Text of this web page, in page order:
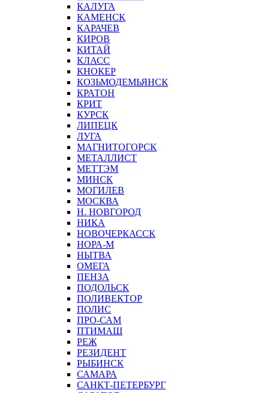
КАЛУГА
КАМЕНСК
КАРАЧЕВ
КИРОВ
КИТАЙ
КЛАСС
КНОКЕР
КОЗЬМОДЕМЬЯНСК
КРАТОН
КРИТ
КУРСК
ЛИПЕЦК
ЛУГА
МАГНИТОГОРСК
МЕТАЛЛИСТ
МЕТТЭМ
МИНСК
МОГИЛЕВ
МОСКВА
Н. НОВГОРОД
НИКА
НОВОЧЕРКАССК
НОРА-М
НЫТВА
ОМЕГА
ПЕНЗА
ПОДОЛЬСК
ПОЛИВЕКТОР
ПОЛИС
ПРО-САМ
ПТИМАШ
РЕЖ
РЕЗИДЕНТ
РЫБИНСК
САМАРА
САНКТ-ПЕТЕРБУРГ